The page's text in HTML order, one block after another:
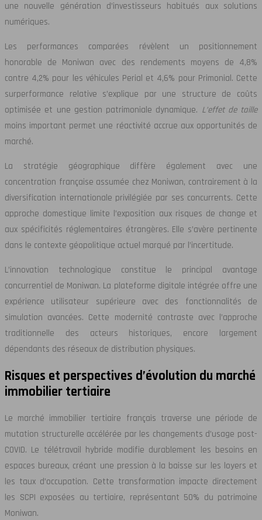
une nouvelle génération d’investisseurs habitués aux solutions
numériques.
Les performances comparées révèlent un positionnement
honorable de Moniwan avec des rendements moyens de 4,8%
contre 4,2% pour les véhicules Perial et 4,6% pour Primonial. Cette
surperformance relative s’explique par une structure de coûts
optimisée et une gestion patrimoniale dynamique. L’effet de taille
moins important permet une réactivité accrue aux opportunités de
marché.
La stratégie géographique diffère également avec une
concentration française assumée chez Moniwan, contrairement à la
diversification internationale privilégiée par ses concurrents. Cette
approche domestique limite l’exposition aux risques de change et
aux spécificités réglementaires étrangères. Elle s’avère pertinente
dans le contexte géopolitique actuel marqué par l’incertitude.
L’innovation technologique constitue le principal avantage
concurrentiel de Moniwan. La plateforme digitale intégrée offre une
expérience utilisateur supérieure avec des fonctionnalités de
simulation avancées. Cette modernité contraste avec l’approche
traditionnelle des acteurs historiques, encore largement
dépendants des réseaux de distribution physiques.
Risques et perspectives d’évolution du marché
immobilier tertiaire
Le marché immobilier tertiaire français traverse une période de
mutation structurelle accélérée par les changements d’usage post-
COVID. Le télétravail hybride modifie durablement les besoins en
espaces bureaux, créant une pression à la baisse sur les loyers et
les taux d’occupation. Cette transformation impacte directement
les SCPI exposées au tertiaire, représentant 50% du patrimoine
Moniwan.